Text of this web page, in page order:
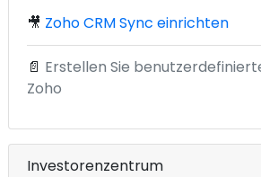
🎥 Zoho CRM Sync einrichten
📄 Erstellen Sie
Zoho
Investorenzentrum